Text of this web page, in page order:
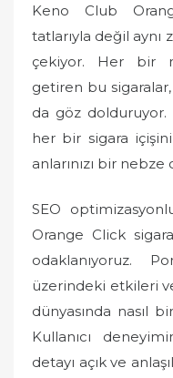
Keno Club
tatlarıyla değil aynı
çekiyor. Her bir
getiren bu
da göz dolduruyor.
her bir sigara
anlarınızı bir
SEO
Orange Click
odaklanıyoruz.
üzerindeki etkileri
dünyasında nasıl
Kullanıcı
detayı açık ve